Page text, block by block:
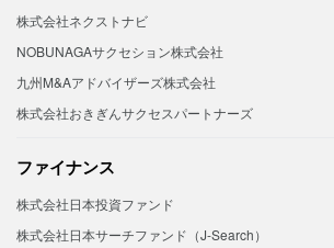
株式会社ネクストナビ
NOBUNAGAサクセション株式会社
九州M&Aアドバイザーズ株式会社
株式会社おきぎんサクセスパートナーズ
ファイナンス
株式会社日本投資ファンド
株式会社日本サーチファンド（J-Search）